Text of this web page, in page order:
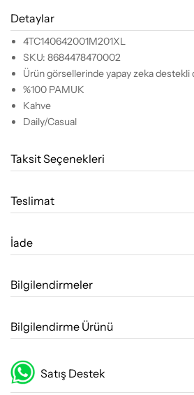
Detaylar
4TC140642001M201XL
SKU: 8684478470002
Ürün görsellerinde yapay zeka destekli
%100 PAMUK
Kahve
Daily/Casual
Taksit Seçenekleri
Teslimat
İade
Bilgilendirmeler
Bilgilendirme Ürünü
Satış Destek